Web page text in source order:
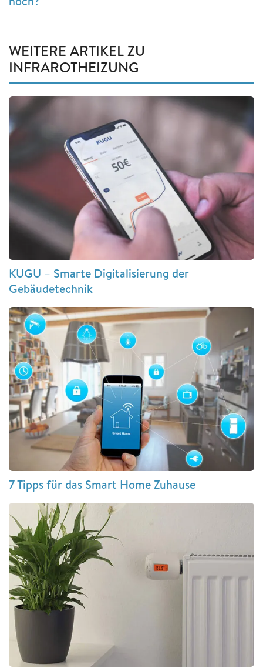
WEITERE ARTIKEL ZU
INFRAROTHEIZUNG
KUGU – Smarte Digitalisierung der
Gebäudetechnik
7 Tipps für das Smart Home Zuhause